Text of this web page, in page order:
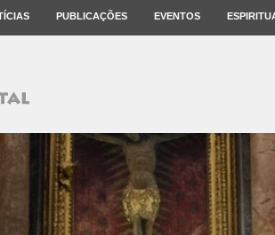
PUBLICAÇÕES EVENTOS